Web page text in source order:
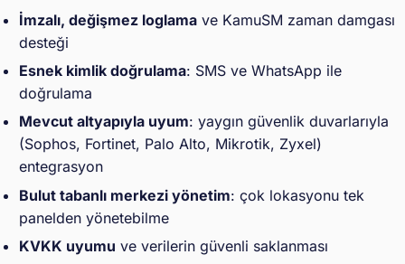
İmzalı, değişmez loglamave KamuSM zaman damgası
desteği
Esnek kimlik doğrulama: SMS ve WhatsApp ile
doğrulama
Mevcut altyapıyla uyum: yaygın güvenlik duvarlarıyla
(Sophos, Fortinet, Palo Alto, Mikrotik, Zyxel)
entegrasyon
Bulut tabanlı merkezi yönetim: çok lokasyonu tek
panelden yönetebilme
KVKK uyumu ve verilerin güvenli saklanması